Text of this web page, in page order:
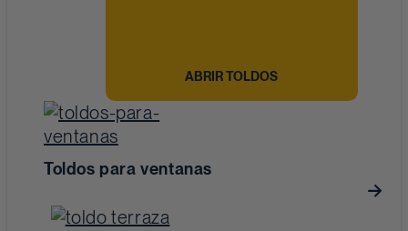
ABRIR TOLDOS
Toldos para ventanas